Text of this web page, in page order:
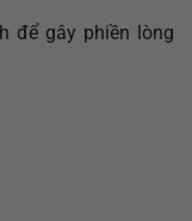
để gây phiền lòng